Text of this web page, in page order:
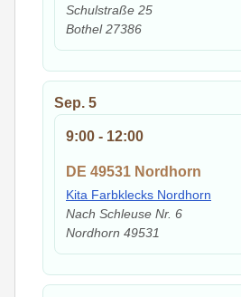
Schulstraße 25
Bothel27386
Sep. 5
9:00 - 12:00
DE 49531 Nordhorn
Kita Farbklecks Nordhorn
Nach Schleuse Nr. 6
Nordhorn 49531